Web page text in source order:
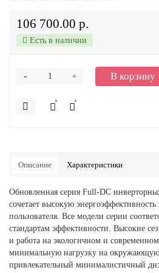
106 700.00 р.
Есть в наличии
+
- В корзину
Описание Характеристики
Обновленная серия Full-DC
сочетает высокую
пользователя. Все модели серии
стандартам эффективности. Высокие
и работа на экологичном и
минимальную нагрузку на
привлекательный минималистичный